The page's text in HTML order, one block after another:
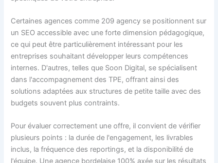
Certaines agences comme 209 agency se positionnent sur
un SEO accessible avec une forte dimension pédagogique,
ce qui peut être particulièrement intéressant pour les
entreprises souhaitant développer leurs compétences
internes. D'autres, telles que Soon Digital, se spécialisent
dans l'accompagnement des TPE, offrant ainsi des
solutions adaptées aux structures de petite taille avec des
budgets souvent plus contraints.
Pour évaluer correctement une offre, il convient de vérifier
plusieurs points : la durée de l'engagement, les livrables
inclus, la fréquence des reportings, et la disponibilité de